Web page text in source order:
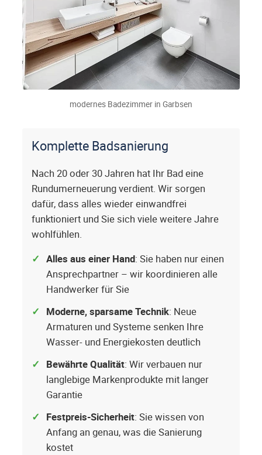
modernes Badezimmer in Garbsen
Komplette Badsanierung
Nach 20 oder 30 Jahren hat Ihr Bad eine
Rundumerneuerung verdient. Wir sorgen
dafür, dass alles wieder einwandfrei
funktioniert und Sie sich viele weitere Jahre
wohlfühlen.
Alles aus einer Hand: Sie haben nur einen
Ansprechpartner – wir koordinieren alle
Handwerker für Sie
Moderne, sparsame Technik: Neue
Armaturen und Systeme senken Ihre
Wasser- und Energiekosten deutlich
Bewährte Qualität: Wir verbauen nur
langlebige Markenprodukte mit langer
Garantie
Festpreis-Sicherheit: Sie wissen von
Anfang an genau, was die Sanierung
kostet